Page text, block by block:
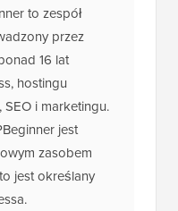
to zespół
przez
16 lat
hostingu
i marketingu.
jest
zasobem
jest określany